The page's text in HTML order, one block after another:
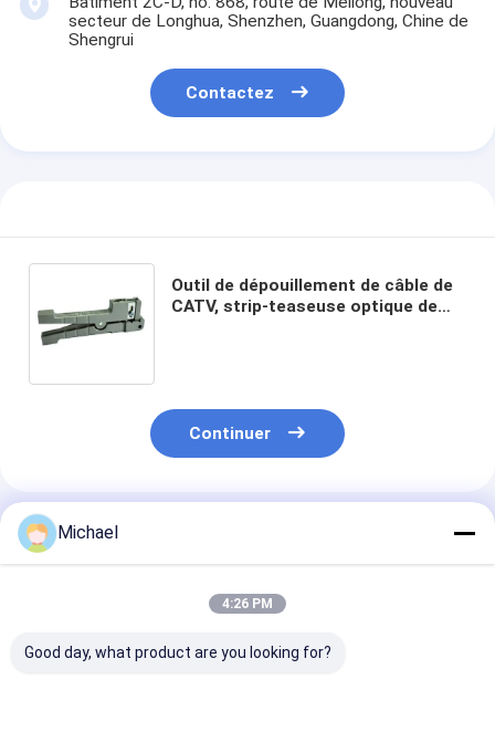
secteur de Longhua, Shenzhen, Guangdong, Chine de
Shengrui
Contactez
Outil de dépouillement de câble de
CATV, strip-teaseuse optique de
Continuer
Produits Recommandés
Michael
4:26 PM
Good day, what product are you looking for?